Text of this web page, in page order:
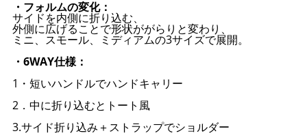
・フォルムの変化：
サイドを内側に折り込む、
外側に広げることで形状ががらりと変わり、
ミニ、スモール、ミディアムの3サイズで展開。
・6WAY仕様：
1・短いハンドルでハンドキャリー
2．中に折り込むとトート風
3.サイド折り込み＋ストラップでショルダー